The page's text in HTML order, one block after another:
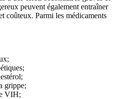
peuvent également entraîner
coûteux. Parmi les médicaments
grippe;
VIH;